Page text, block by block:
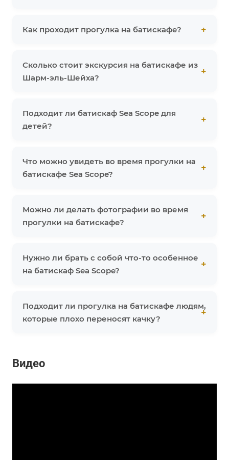
Как проходит прогулка на батискафе?
Сколько стоит экскурсия на батискафе из
Шарм-эль-Шейха?
Подходит ли батискаф Sea Scope для
детей?
Что можно увидеть во время прогулки на
батискафе Sea Scope?
Можно ли делать фотографии во время
прогулки на батискафе?
Нужно ли брать с собой что-то особенное
на батискаф Sea Scope?
Подходит ли прогулка на батискафе людям,
которые плохо переносят качку?
Видео